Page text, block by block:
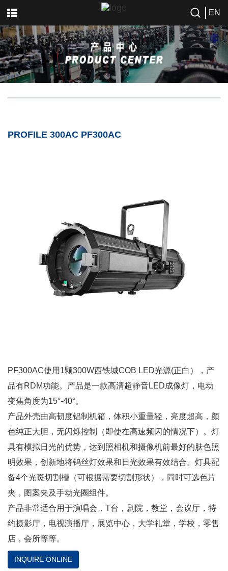
EN
PROFILE 300AC PF300AC
PF300AC使用1颗300W西铁城COB LED光源(正白），产
品有RDM功能。产品是一款高清超静音LED成像灯，电动
变焦角度为15°-40°。
产品外壳由高韧度铝制机箱，体积小重量轻，亮度超高，颜
色纯正大胆，无闪烁控制（即使在高速频闪的情况下）。灯
具有模拟日光的优势，达到照相机和摄像机前最好的肤色照
明效果，创新地将钨丝灯效果和日光效果有效结合。灯具配
备4个光斑切割槽（可根据需要切割形状），同时可选色片
夹，图案夹及手动光圈组件。
产品非常适合用于演唱会，T台，剧院，教堂，会议厅，特
约摄影厅，电视演播厅，展览中心，大学礼堂，学校，零售
店，会所等等。
INQUIRE ONLINE